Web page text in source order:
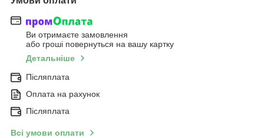
Ви отримаєте замовлення
або гроші повернуться на вашу картку
Детальніше
Післяплата
Оплата на рахунок
Післяплата
Всі умови оплати